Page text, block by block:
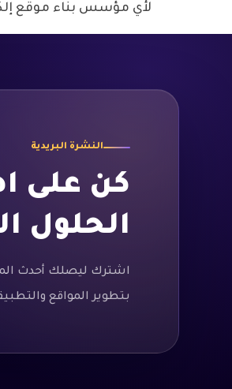
لأي مؤسس بناء موقع
النشرة البريدية
كن على
الحلول
اشترك ليصلك أحدث
بتطوير المواقع